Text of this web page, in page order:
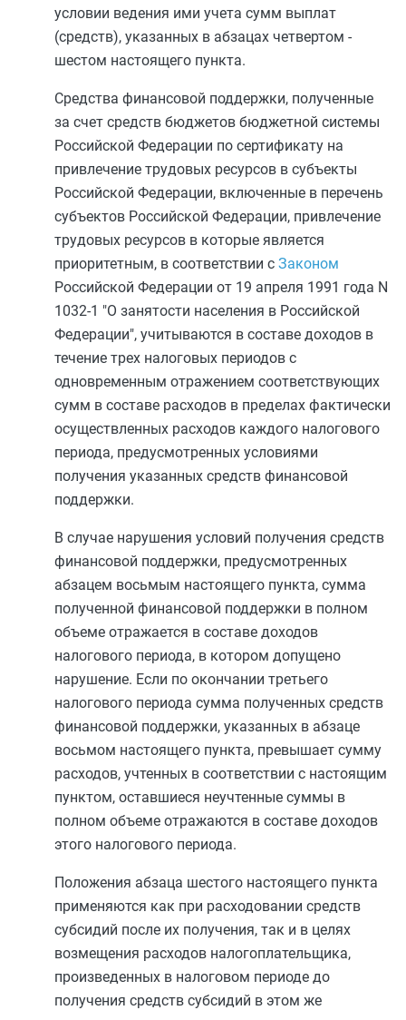
условии ведения ими учета сумм выплат
(средств), указанных в абзацах четвертом -
шестом настоящего пункта.
Средства финансовой поддержки, полученные
за счет средств бюджетов бюджетной системы
Российской Федерации по сертификату на
привлечение трудовых ресурсов в субъекты
Российской Федерации, включенные в перечень
субъектов Российской Федерации, привлечение
трудовых ресурсов в которые является
приоритетным, в соответствии с Законом
Российской Федерации от 19 апреля 1991 года N
1032-1 "О занятости населения в Российской
Федерации", учитываются в составе доходов в
течение трех налоговых периодов с
одновременным отражением соответствующих
сумм в составе расходов в пределах фактически
осуществленных расходов каждого налогового
периода, предусмотренных условиями
получения указанных средств финансовой
поддержки.
В случае нарушения условий получения средств
финансовой поддержки, предусмотренных
абзацем восьмым настоящего пункта, сумма
полученной финансовой поддержки в полном
объеме отражается в составе доходов
налогового периода, в котором допущено
нарушение. Если по окончании третьего
налогового периода сумма полученных средств
финансовой поддержки, указанных в абзаце
восьмом настоящего пункта, превышает сумму
расходов, учтенных в соответствии с настоящим
пунктом, оставшиеся неучтенные суммы в
полном объеме отражаются в составе доходов
этого налогового периода.
Положения абзаца шестого настоящего пункта
применяются как при расходовании средств
субсидий после их получения, так и в целях
возмещения расходов налогоплательщика,
произведенных в налоговом периоде до
получения средств субсидий в этом же